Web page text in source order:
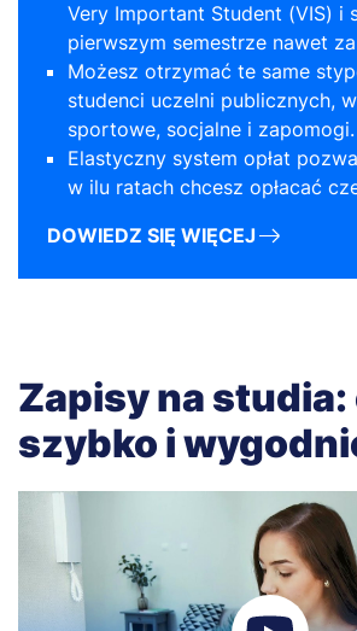
Very Important Student (VIS) i
pierwszym semestrze nawet
Możesz otrzymać te same
studenci uczelni publicznych,
sportowe, socjalne i zapomogi.
Elastyczny system opłat
w ilu ratach chcesz opłacać
DOWIEDZ SIĘ WIĘCEJ
Zapisy na studia:
szybko i